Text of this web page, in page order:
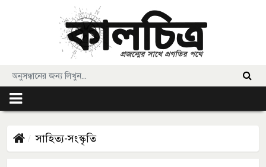
সাহিত্য-সংস্কৃতি